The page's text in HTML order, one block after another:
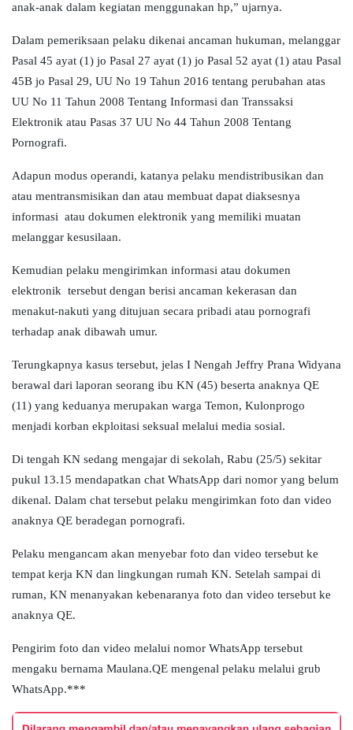
anak-anak dalam kegiatan menggunakan hp,” ujarnya.
Dalam pemeriksaan pelaku dikenai ancaman hukuman, melanggar
Pasal 45 ayat (1) jo Pasal 27 ayat (1) jo Pasal 52 ayat (1) atau Pasal
45B jo Pasal 29, UU No 19 Tahun 2016 tentang perubahan atas
UU No 11 Tahun 2008 Tentang Informasi dan Transsaksi
Elektronik atau Pasas 37 UU No 44 Tahun 2008 Tentang
Pornografi.
Adapun modus operandi, katanya pelaku mendistribusikan dan
atau mentransmisikan dan atau membuat dapat diaksesnya
informasi atau dokumen elektronik yang memiliki muatan
melanggar kesusilaan.
Kemudian pelaku mengirimkan informasi atau dokumen
elektronik tersebut dengan berisi ancaman kekerasan dan
menakut-nakuti yang ditujuan secara pribadi atau pornografi
terhadap anak dibawah umur.
Terungkapnya kasus tersebut, jelas I Nengah Jeffry Prana Widyana
berawal dari laporan seorang ibu KN (45) beserta anaknya QE
(11) yang keduanya merupakan warga Temon, Kulonprogo
menjadi korban ekploitasi seksual melalui media sosial.
Di tengah KN sedang mengajar di sekolah, Rabu (25/5) sekitar
pukul 13.15 mendapatkan chat WhatsApp dari nomor yang belum
dikenal. Dalam chat tersebut pelaku mengirimkan foto dan video
anaknya QE beradegan pornografi.
Pelaku mengancam akan menyebar foto dan video tersebut ke
tempat kerja KN dan lingkungan rumah KN. Setelah sampai di
ruman, KN menanyakan kebenaranya foto dan video tersebut ke
anaknya QE.
Pengirim foto dan video melalui nomor WhatsApp tersebut
mengaku bernama Maulana.QE mengenal pelaku melalui grub
WhatsApp.***